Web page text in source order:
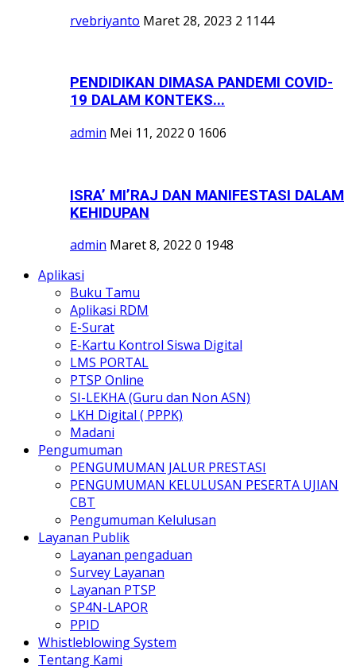
rvebriyanto Maret 28, 2023 2 1144
PENDIDIKAN DIMASA PANDEMI COVID-
19 DALAM KONTEKS...
admin Mei 11, 2022 0 1606
ISRA’ MI’RAJ DAN MANIFESTASI DALAM
KEHIDUPAN
admin Maret 8, 2022 0 1948
Aplikasi
Buku Tamu
Aplikasi RDM
E-Surat
E-Kartu Kontrol Siswa Digital
LMS PORTAL
PTSP Online
SI-LEKHA (Guru dan Non ASN)
LKH Digital ( PPPK)
Madani
Pengumuman
PENGUMUMAN JALUR PRESTASI
PENGUMUMAN KELULUSAN PESERTA UJIAN
CBT
Pengumuman Kelulusan
Layanan Publik
Layanan pengaduan
Survey Layanan
Layanan PTSP
SP4N-LAPOR
PPID
Whistleblowing System
Tentang Kami